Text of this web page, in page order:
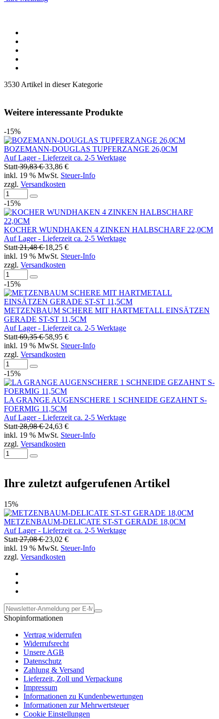
3530 Artikel in dieser Kategorie
Weitere interessante Produkte
-15%
BOZEMANN-DOUGLAS TUPFERZANGE 26,0CM
Auf Lager - Lieferzeit ca. 2-5 Werktage
Statt39,83 €33,86 €
inkl. 19 % MwSt. Steuer-Info
zzgl. Versandkosten
-15%
KOCHER WUNDHAKEN 4 ZINKEN HALBSCHARF 22,0CM
Auf Lager - Lieferzeit ca. 2-5 Werktage
Statt21,48 €18,25 €
inkl. 19 % MwSt. Steuer-Info
zzgl. Versandkosten
-15%
METZENBAUM SCHERE MIT HARTMETALL EINSÄTZEN
GERADE ST-ST 11,5CM
Auf Lager - Lieferzeit ca. 2-5 Werktage
Statt69,35 €58,95 €
inkl. 19 % MwSt. Steuer-Info
zzgl. Versandkosten
-15%
LA GRANGE AUGENSCHERE 1 SCHNEIDE GEZAHNT S-
FOERMIG 11,5CM
Auf Lager - Lieferzeit ca. 2-5 Werktage
Statt28,98 €24,63 €
inkl. 19 % MwSt. Steuer-Info
zzgl. Versandkosten
Ihre zuletzt aufgerufenen Artikel
15%
METZENBAUM-DELICATE ST-ST GERADE 18,0CM
Auf Lager - Lieferzeit ca. 2-5 Werktage
Statt27,08 €23,02 €
inkl. 19 % MwSt. Steuer-Info
zzgl. Versandkosten
Shopinformationen
Vertrag widerrufen
Widerrufsrecht
Unsere AGB
Datenschutz
Zahlung & Versand
Lieferzeit, Zoll und Verpackung
Impressum
Informationen zu Kundenbewertungen
Informationen zur Mehrwertsteuer
Cookie Einstellungen